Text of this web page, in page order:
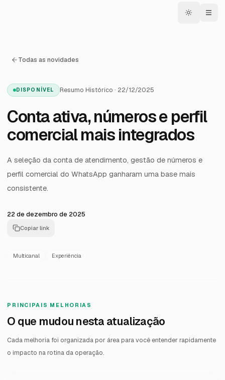
Todas as novidades
DISPONÍVEL Resumo Histórico · 22/12/2025
Conta ativa, números e perfil
comercial mais integrados
A seleção da conta de atendimento, gestão de números e
perfil comercial do WhatsApp ganharam uma base mais
consistente.
22 de dezembro de 2025
Copiar link
Multicanal Experiência
PRINCIPAIS MELHORIAS
O que mudou nesta atualização
Cada melhoria foi organizada por área para você entender rapidamente
o impacto na rotina da operação.